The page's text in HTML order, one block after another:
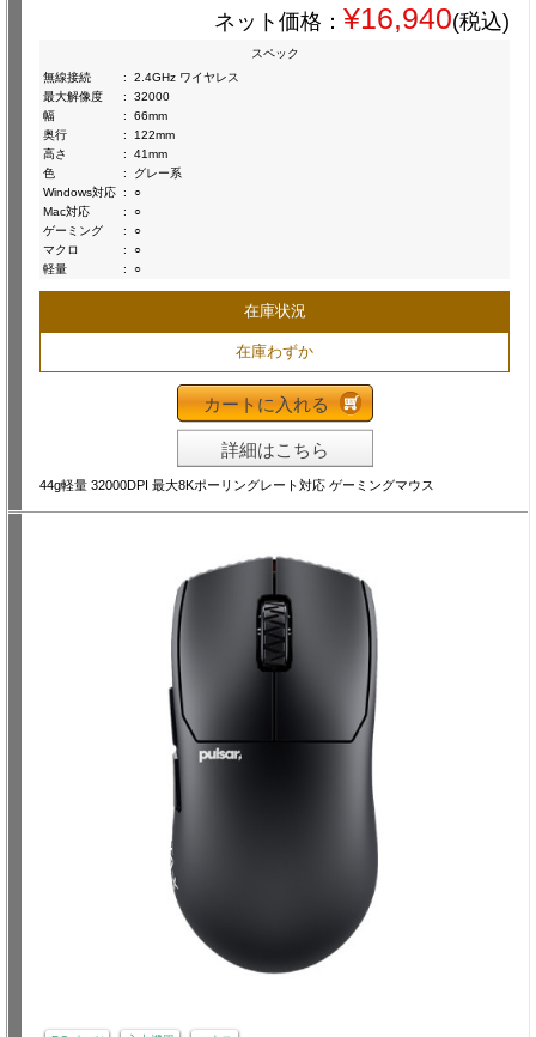
ネット価格： ¥16,940(税込)
スペック
無線接続
:
2.4GHz ワイヤレス
最大解像度
:
32000
幅
:
66mm
奥行
:
122mm
高さ
:
41mm
色
:
グレー系
Windows対応 :
○
Mac対応
:
○
ゲーミング
:
○
マクロ
:
○
軽量
: ○
在庫状況
在庫わずか
カートに入れる
詳細はこちら
44g軽量 32000DPI 最大8Kポーリングレート対応 ゲーミングマウス